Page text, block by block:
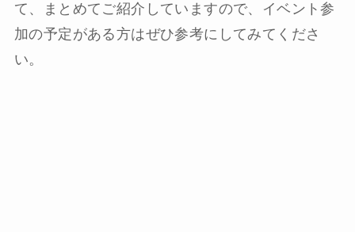
て、まとめてご紹介していますので、イベント参
加の予定がある方はぜひ参考にしてみてくださ
い。